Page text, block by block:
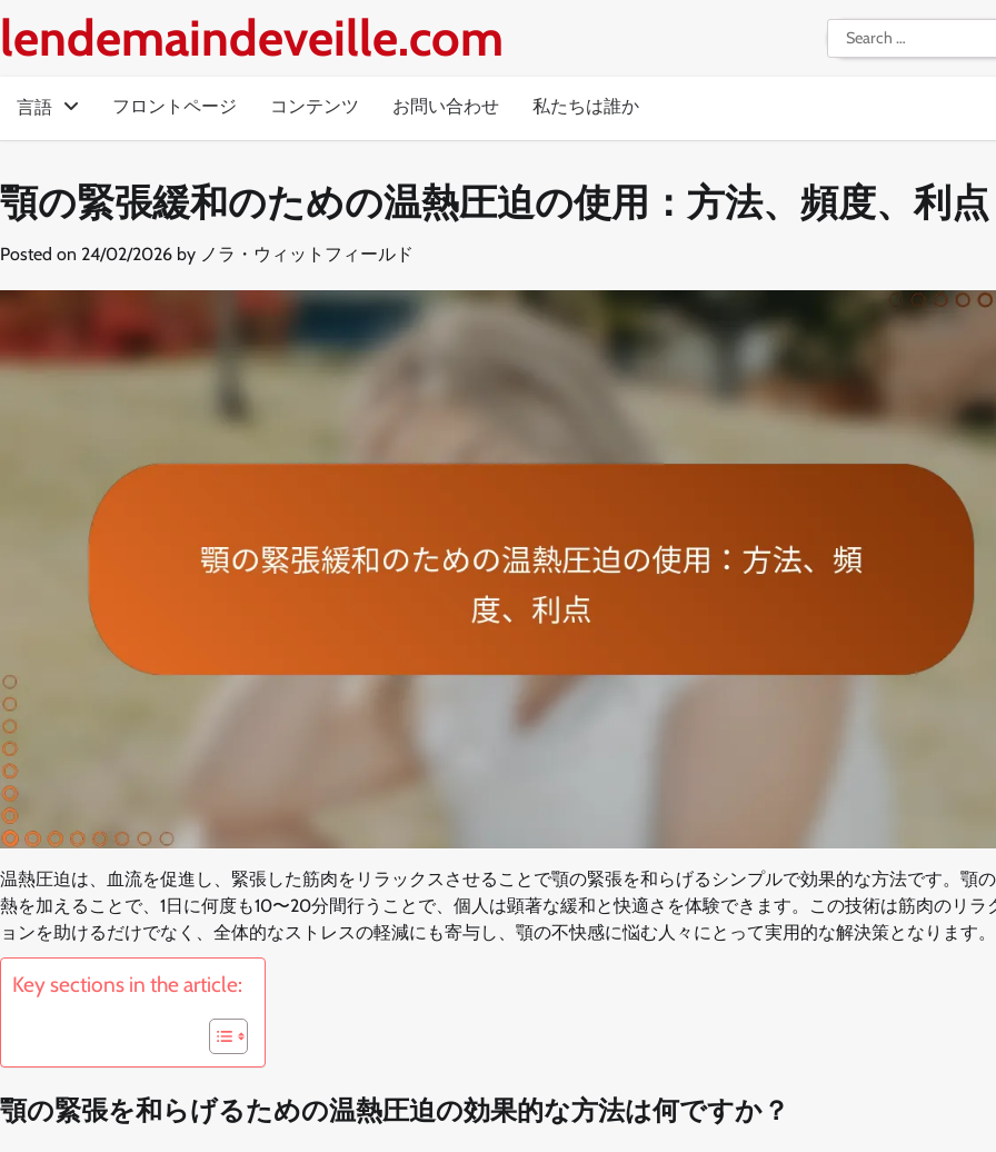
lendemaindeveille.com
Search
for:
言語 フロントページ コンテンツ お問い合わせ 私たちは誰か
顎の緊張緩和のための温熱圧迫の使用：方法、頻度、利点
Posted on 24/02/2026 by ノラ・ウィットフィールド
温熱圧迫は、血流を促進し、緊張した筋肉をリラックスさせることで顎の緊張を和らげるシンプルで効果的な方法です。顎
熱を加えることで、1日に何度も10〜20分間行うことで、個人は顕著な緩和と快適さを体験できます。この技術は筋肉のリラ
ョンを助けるだけでなく、全体的なストレスの軽減にも寄与し、顎の不快感に悩む人々にとって実用的な解決策となります。
Key sections in the article:
顎の緊張を和らげるための温熱圧迫の効果的な方法は何ですか？